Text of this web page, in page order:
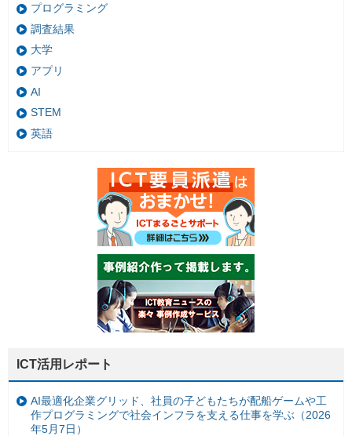
プログラミング
調査結果
大学
アプリ
AI
STEM
英語
ICT活用レポート
AI最適化企業グリッド、社員の子どもたちが配船ゲームや工
作プログラミングで社会インフラを支える仕事を学ぶ（2026
年5月7日）